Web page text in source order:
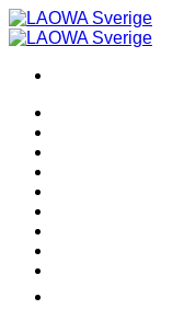
Skip
to